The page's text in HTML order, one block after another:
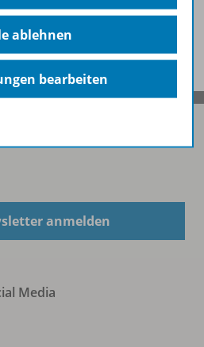
anmelden
Media
ablehnen
bearbeiten